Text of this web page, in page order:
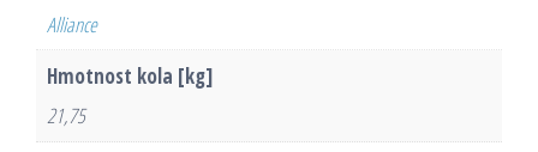
Alliance
Hmotnost kola [kg]
21,75